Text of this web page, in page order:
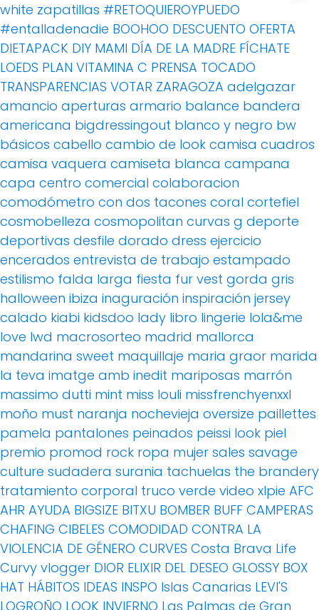
white zapatillas #RETOQUIEROYPUEDO
#entalladenadie BOOHOO DESCUENTO OFERTA
DIETAPACK DIY MAMI DÍA DE LA MADRE FÍCHATE
LOEDS PLAN VITAMINA C PRENSA TOCADO
TRANSPARENCIAS VOTAR ZARAGOZA adelgazar
amancio aperturas armario balance bandera
americana bigdressingout blanco y negro bw
básicos cabello cambio de look camisa cuadros
camisa vaquera camiseta blanca campana
capa centro comercial colaboracion
comodómetro con dos tacones coral cortefiel
cosmobelleza cosmopolitan curvas g deporte
deportivas desfile dorado dress ejercicio
encerados entrevista de trabajo estampado
estilismo falda larga fiesta fur vest gorda gris
halloween ibiza inaguración inspiración jersey
calado kiabi kidsdoo lady libro lingerie lola&me
love lwd macrosorteo madrid mallorca
mandarina sweet maquillaje maria graor marida
la teva imatge amb inedit mariposas marrón
massimo dutti mint miss louli missfrenchyenxxl
moño must naranja nochevieja oversize paillettes
pamela pantalones peinados peissi look piel
premio promod rock ropa mujer sales savage
culture sudadera surania tachuelas the brandery
tratamiento corporal truco verde video xlpie AFC
AHR AYUDA BIGSIZE BITXU BOMBER BUFF CAMPERAS
CHAFING CIBELES COMODIDAD CONTRA LA
VIOLENCIA DE GÉNERO CURVES Costa Brava Life
Curvy vlogger DIOR ELIXIR DEL DESEO GLOSSY BOX
HAT HÁBITOS IDEAS INSPO Islas Canarias LEVI'S
LOGROÑO LOOK INVIERNO Las Palmas de Gran